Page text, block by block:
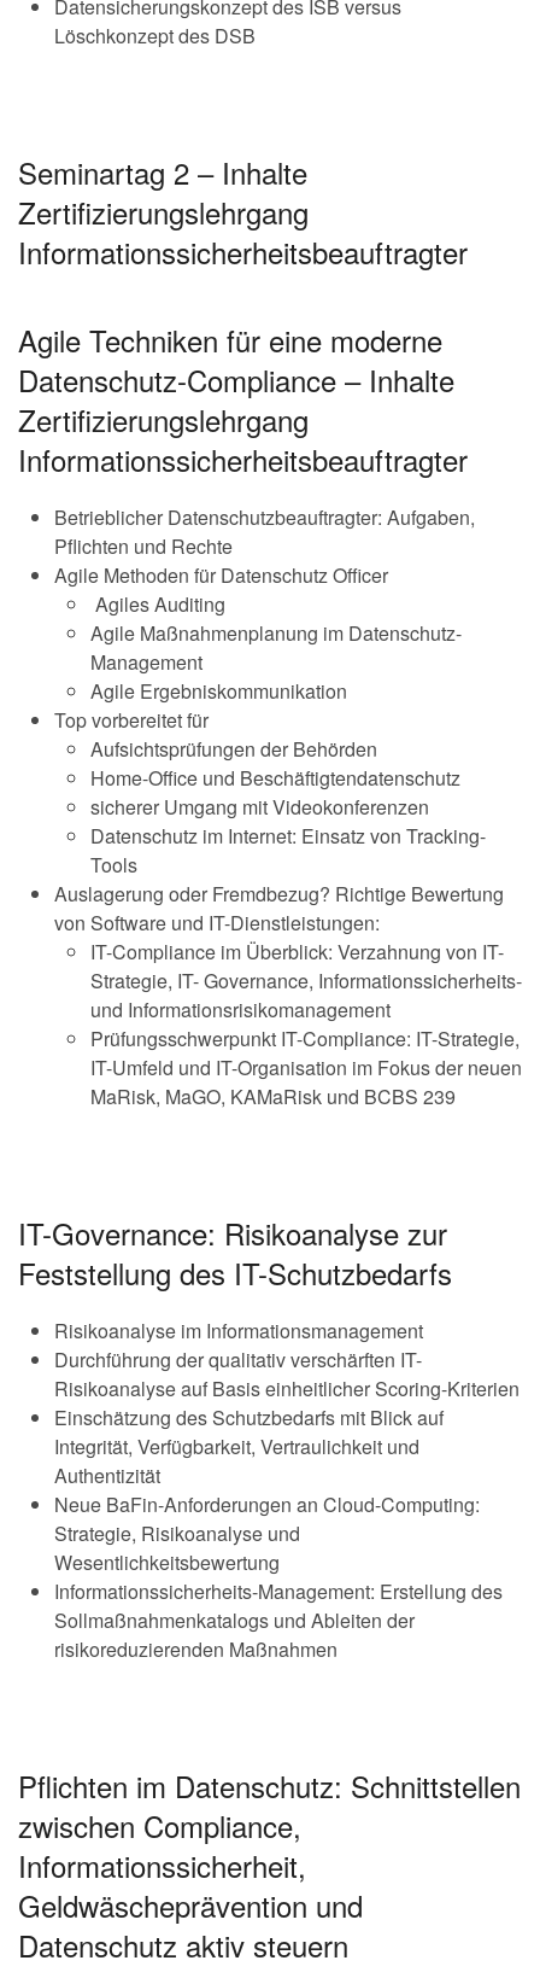
Datensicherungskonzept des ISB versus
Löschkonzept des DSB
Seminartag 2 – Inhalte
Zertifizierungslehrgang
Informationssicherheitsbeauftragter
Agile Techniken für eine moderne
Datenschutz-Compliance – Inhalte
Zertifizierungslehrgang
Informationssicherheitsbeauftragter
Betrieblicher Datenschutzbeauftragter: Aufgaben,
Pflichten und Rechte
Agile Methoden für Datenschutz Officer
Agiles Auditing
Agile Maßnahmenplanung im Datenschutz-
Management
Agile Ergebniskommunikation
Top vorbereitet für
Aufsichtsprüfungen der Behörden
Home-Office und Beschäftigtendatenschutz
sicherer Umgang mit Videokonferenzen
Datenschutz im Internet: Einsatz von Tracking-
Tools
Auslagerung oder Fremdbezug? Richtige Bewertung
von Software und IT-Dienstleistungen:
IT-Compliance im Überblick: Verzahnung von IT-
Strategie, IT- Governance, Informationssicherheits-
und Informationsrisikomanagement
Prüfungsschwerpunkt IT-Compliance: IT-Strategie,
IT-Umfeld und IT-Organisation im Fokus der neuen
MaRisk, MaGO, KAMaRisk und BCBS 239
IT-Governance: Risikoanalyse zur
Feststellung des IT-Schutzbedarfs
Risikoanalyse im Informationsmanagement
Durchführung der qualitativ verschärften IT-
Risikoanalyse auf Basis einheitlicher Scoring-Kriterien
Einschätzung des Schutzbedarfs mit Blick auf
Integrität, Verfügbarkeit, Vertraulichkeit und
Authentizität
Neue BaFin-Anforderungen an Cloud-Computing:
Strategie, Risikoanalyse und
Wesentlichkeitsbewertung
Informationssicherheits-Management: Erstellung des
Sollmaßnahmenkatalogs und Ableiten der
risikoreduzierenden Maßnahmen
Pflichten im Datenschutz: Schnittstellen
zwischen Compliance,
Informationssicherheit,
Geldwäscheprävention und
Datenschutz aktiv steuern